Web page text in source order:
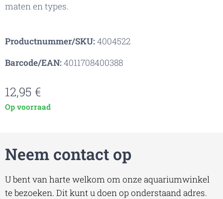
maten en types.
Productnummer/SKU:4004522
Barcode/EAN:4011708400388
12,95 €
Op voorraad
Neem contact op
U bent van harte welkom om onze aquariumwinkel
te bezoeken. Dit kunt u doen op onderstaand adres.